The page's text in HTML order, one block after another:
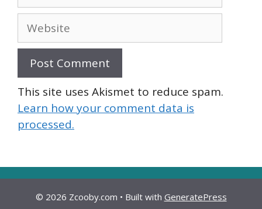
Website
This site uses Akismet to reduce spam.
Learn how your comment data is
processed.
© 2026 Zcooby.com • Built with GeneratePress